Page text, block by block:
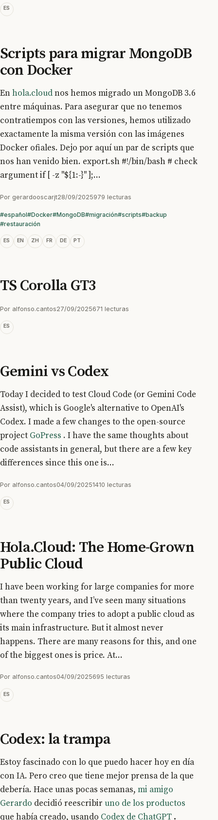
ES
Scripts para migrar MongoDB
con Docker
Enhola.cloudnos hemos migrado un MongoDB 3.6
entre máquinas. Para asegurar que no tenemos
contratiempos con las versiones, hemos utilizado
exactamente la misma versión con las imágenes
Docker ofiales. Dejo por aquí un par de scripts que
nos han venido bien. export.sh #!/bin/bash # check
argument if [ -z "${1:-}" ];...
Por gerardooscarjt28/09/2025979 lecturas
#español#Docker#MongoDB#migración#scripts#backup
#restauración
ES EN ZH FR DE PT
TS Corolla GT3
Por alfonso.cantos27/09/2025671 lecturas
ES
Gemini vs Codex
Today I decided to test Cloud Code (or Gemini Code
Assist), which is Google's alternative to OpenAI's
Codex. I made a few changes to the open-source
project GoPress . I have the same thoughts about
code assistants in general, but there are a few key
differences since this one is...
Por alfonso.cantos04/09/20251410 lecturas
ES
Hola.Cloud: The Home-Grown
Public Cloud
I have been working for large companies for more
than twenty years, and I’ve seen many situations
where the company tries to adopt a public cloud as
its main infrastructure. But it almost never
happens. There are many reasons for this, and one
of the biggest ones is price. At...
Por alfonso.cantos04/09/2025695 lecturas
ES
Codex: la trampa
Estoy fascinado con lo que puedo hacer hoy en día
con IA. Pero creo que tiene mejor prensa de la que
debería. Hace unas pocas semanas, mi amigo
Gerardo decidió reescribir uno de los productos
que había creado, usando Codex de ChatGPT .